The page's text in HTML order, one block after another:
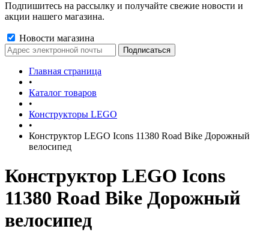
Подпишитесь на рассылку и получайте свежие новости и
акции нашего магазина.
Новости магазина
Главная страница
•
Каталог товаров
•
Конструкторы LEGO
•
Конструктор LEGO Icons 11380 Road Bike Дорожный
велосипед
Конструктор LEGO Icons
11380 Road Bike Дорожный
велосипед